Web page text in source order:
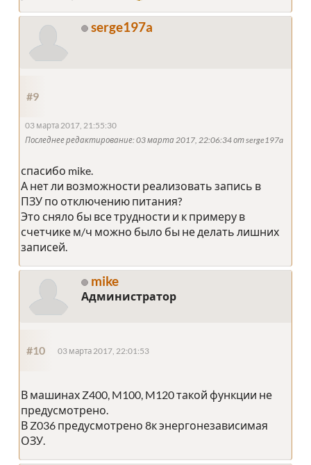
serge197a
#9
03 марта 2017, 21:55:30
Последнее редактирование: 03 марта 2017, 22:06:34 от serge197a
спасибо mike.
А нет ли возможности реализовать запись в
ПЗУ по отключению питания?
Это сняло бы все трудности и к примеру в
счетчике м/ч можно было бы не делать лишних
записей.
mike
Администратор
#10 03 марта 2017, 22:01:53
В машинах Z400, M100, M120 такой функции не
предусмотрено.
В Z036 предусмотрено 8к энергонезависимая
ОЗУ.